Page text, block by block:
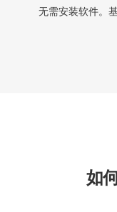
无需安装软件。
如